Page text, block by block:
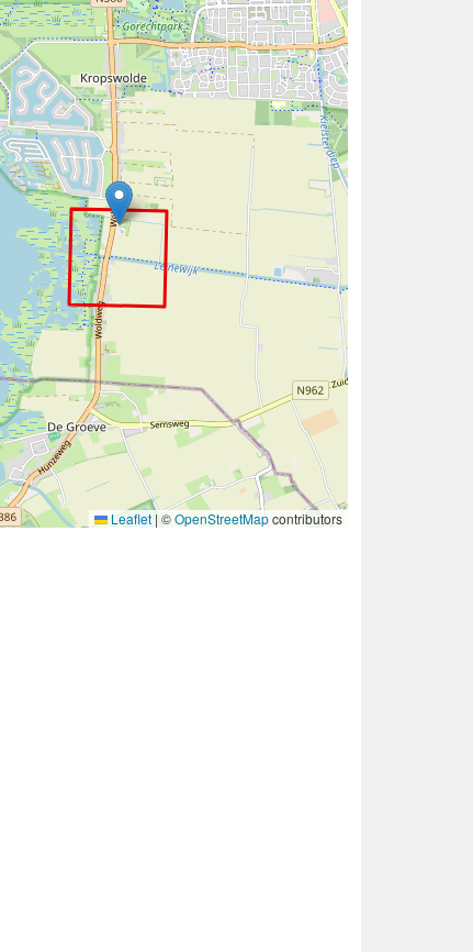
Leaflet |©OpenStreetMapcontributors